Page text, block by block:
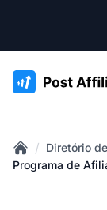
:site.title
Home
/ Diretório
Programa de